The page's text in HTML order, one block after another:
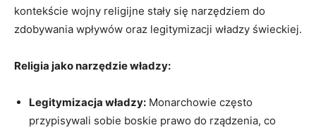
kontekście wojny religijne stały się narzędziem do
zdobywania wpływów oraz legitymizacji władzy świeckiej.
Religia jako narzędzie władzy:
Legitymizacja władzy: Monarchowie często
przypisywali sobie boskie prawo do rządzenia, co